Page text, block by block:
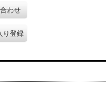
わせ
り登録